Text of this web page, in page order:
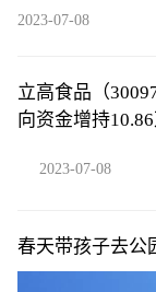
2023-07-08
立高食品（
向资金增持
2023-07-08
春天带孩子去公